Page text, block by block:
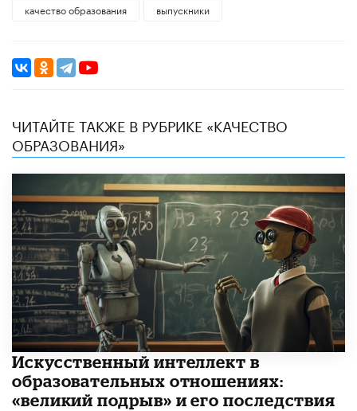
качество образования
выпускники
ЧИТАЙТЕ ТАКЖЕ В РУБРИКЕ «КАЧЕСТВО
ОБРАЗОВАНИЯ»
​Искусственный интеллект в
образовательных отношениях:
«великий подрыв» и его последствия